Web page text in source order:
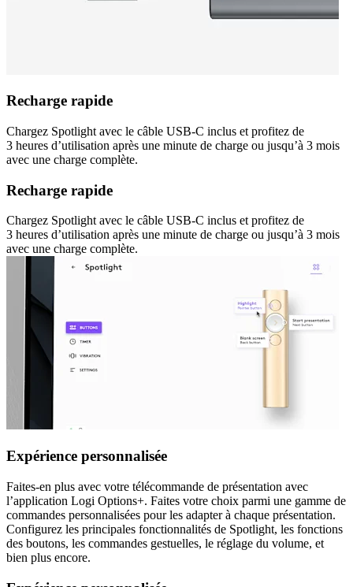
Recharge rapide
Chargez Spotlight avec le câble USB-C inclus et profitez de
3 heures d’utilisation après une minute de charge ou jusqu’à 3 mois
avec une charge complète.
Recharge rapide
Chargez Spotlight avec le câble USB-C inclus et profitez de
3 heures d’utilisation après une minute de charge ou jusqu’à 3 mois
avec une charge complète.
Expérience personnalisée
Faites-en plus avec votre télécommande de présentation avec
l’application Logi Options+. Faites votre choix parmi une gamme de
commandes personnalisées pour les adapter à chaque présentation.
Configurez les principales fonctionnalités de Spotlight, les fonctions
des boutons, les commandes gestuelles, le réglage du volume, et
bien plus encore.